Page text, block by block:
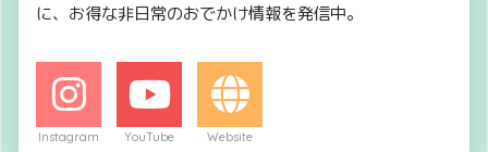
に、お得な非日常のおでかけ情報を発信中。
Instagram YouTube Website